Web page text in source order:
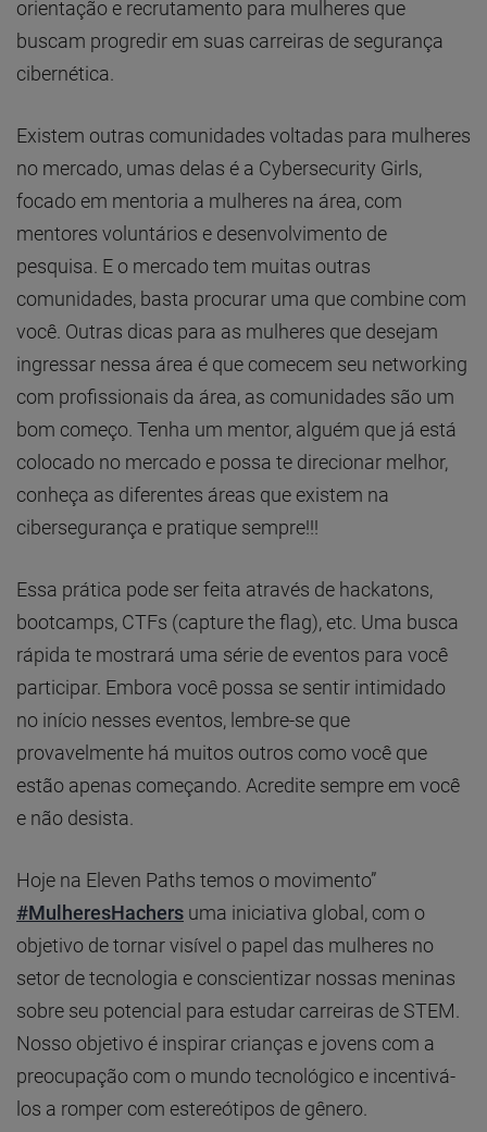
orientação e recrutamento para mulheres que
buscam progredir em suas carreiras de segurança
cibernética.
Existem outras comunidades voltadas para mulheres
no mercado, umas delas é a Cybersecurity Girls,
focado em mentoria a mulheres na área, com
mentores voluntários e desenvolvimento de
pesquisa. E o mercado tem muitas outras
comunidades, basta procurar uma que combine com
você. Outras dicas para as mulheres que desejam
ingressar nessa área é que comecem seu networking
com profissionais da área, as comunidades são um
bom começo. Tenha um mentor, alguém que já está
colocado no mercado e possa te direcionar melhor,
conheça as diferentes áreas que existem na
cibersegurança e pratique sempre!!!
Essa prática pode ser feita através de hackatons,
bootcamps, CTFs (capture the flag), etc. Uma busca
rápida te mostrará uma série de eventos para você
participar. Embora você possa se sentir intimidado
no início nesses eventos, lembre-se que
provavelmente há muitos outros como você que
estão apenas começando. Acredite sempre em você
e não desista.
Hoje na Eleven Paths temos o movimento”
#MulheresHachers uma iniciativa global, com o
objetivo de tornar visível o papel das mulheres no
setor de tecnologia e conscientizar nossas meninas
sobre seu potencial para estudar carreiras de STEM.
Nosso objetivo é inspirar crianças e jovens com a
preocupação com o mundo tecnológico e incentivá-
los a romper com estereótipos de gênero.